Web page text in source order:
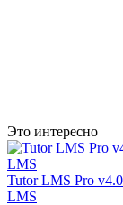
Это интересно
Tutor LMS Pro
LMS